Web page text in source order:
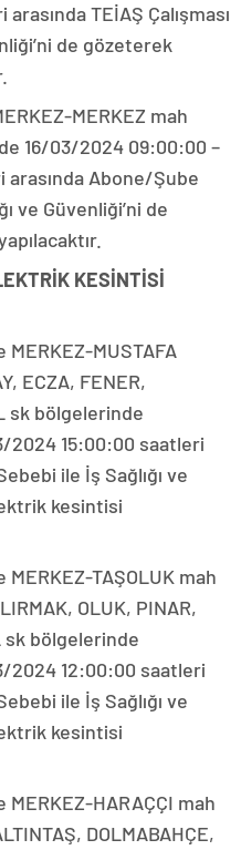
TEİAŞ Çalışması
de gözeterek
MERKEZ mah
16/03/2024 09:00:00 –
Abone/Şube
ve Güvenliği’ni de
KESİNTİSİ
MERKEZ-MUSTAFA
ECZA, FENER,
sk bölgelerinde
2024 15:00:00 saatleri
ile İş Sağlığı ve
kesintisi
MERKEZ-TAŞOLUK mah
OLUK, PINAR,
sk bölgelerinde
2024 12:00:00 saatleri
ile İş Sağlığı ve
kesintisi
MERKEZ-HARAÇÇI mah
DOLMABAHÇE,